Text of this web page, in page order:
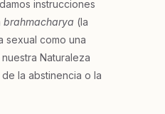
instrucciones
brahmacharya (la
sexual como una
Naturaleza
la abstinencia o la